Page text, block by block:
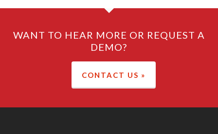
WANT TO HEAR MORE OR REQUEST A
DEMO?
CONTACT US »